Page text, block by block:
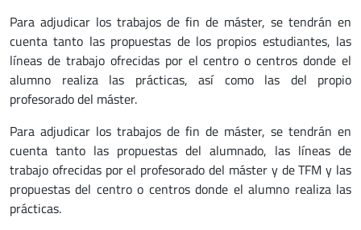
Para adjudicar los trabajos de fin de máster, se tendrán en
cuenta tanto las propuestas de los propios estudiantes, las
líneas de trabajo ofrecidas por el centro o centros donde el
alumno realiza las prácticas, así como las del propio
profesorado del máster.
Para adjudicar los trabajos de fin de máster, se tendrán en
cuenta tanto las propuestas del alumnado, las líneas de
trabajo ofrecidas por el profesorado del máster y de TFM y las
propuestas del centro o centros donde el alumno realiza las
prácticas.